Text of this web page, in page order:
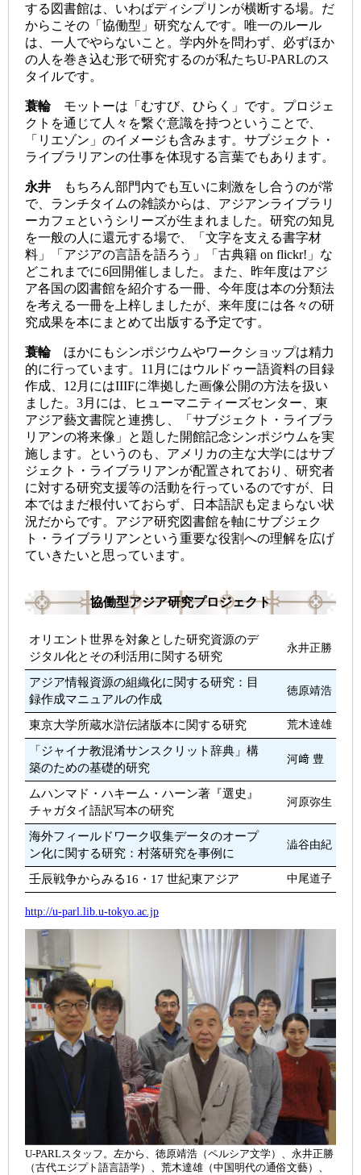
する図書館は、いわばディシプリンが横断する場。だ
からこその「協働型」研究なんです。唯一のルール
は、一人でやらないこと。学内外を問わず、必ずほか
の人を巻き込む形で研究するのが私たちU-PARLのス
タイルです。
蓑輪モットーは「むすび、ひらく」です。プロジェ
クトを通じて人々を繋ぐ意識を持つということで、
「リエゾン」のイメージも含みます。サブジェクト・
ライブラリアンの仕事を体現する言葉でもあります。
永井 もちろん部門内でも互いに刺激をし合うのが常
で、ランチタイムの雑談からは、アジアンライブラリ
ーカフェというシリーズが生まれました。研究の知見
を一般の人に還元する場で、「文字を支える書字材
料」「アジアの言語を語ろう」「古典籍 on flickr!」な
どこれまでに6回開催しました。また、昨年度はアジ
ア各国の図書館を紹介する一冊、今年度は本の分類法
を考える一冊を上梓しましたが、来年度には各々の研
究成果を本にまとめて出版する予定です。
蓑輪ほかにもシンポジウムやワークショップは精力
的に行っています。11月にはウルドゥー語資料の目録
作成、12月にはIIIFに準拠した画像公開の方法を扱い
ました。3月には、ヒューマニティーズセンター、東
アジア藝文書院と連携し、「サブジェクト・ライブラ
リアンの将来像」と題した開館記念シンポジウムを実
施します。というのも、アメリカの主な大学にはサブ
ジェクト・ライブラリアンが配置されており、研究者
に対する研究支援等の活動を行っているのですが、日
本ではまだ根付いておらず、日本語訳も定まらない状
況だからです。アジア研究図書館を軸にサブジェク
ト・ライブラリアンという重要な役割への理解を広げ
ていきたいと思っています。
協働型アジア研究プロジェクト
オリエント世界を対象とした研究資源のデ
ジタル化とその利活用に関する研究
永井正勝
アジア情報資源の組織化に関する研究：目
録作成マニュアルの作成
徳原靖浩
東京大学所蔵水滸伝諸版本に関する研究 荒木達雄
「ジャイナ教混淆サンスクリット辞典」構
築のための基礎的研究
河﨑 豊
ムハンマド・ハキーム・ハーン著『選史』
チャガタイ語訳写本の研究
河原弥生
海外フィールドワーク収集データのオープ
ン化に関する研究：村落研究を事例に
澁谷由紀
壬辰戦争からみる16・17 世紀東アジア 中尾道子
http://u-parl.lib.u-tokyo.ac.jp
U-PARLスタッフ。左から、徳原靖浩（ペルシア文学）、永井正勝
（古代エジプト語言語学）、荒木達雄（中国明代の通俗文藝）、